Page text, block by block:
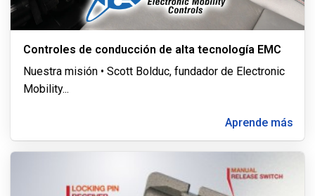
Controles de conducción de alta tecnología EMC
Nuestra misión • Scott Bolduc, fundador de Electronic
Mobility...
Aprende más